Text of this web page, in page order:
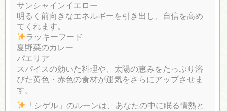
サンシャインイエロー
明るく前向きなエネルギーを引き出し、自信を高め
てくれます。
ラッキーフード
夏野菜のカレー
パエリア
スパイスの効いた料理や、太陽の恵みをたっぷり浴
びた黄色・赤色の食材が運気をさらにアップさせま
す。
「シゲル」のルーンは、あなたの中に眠る情熱と